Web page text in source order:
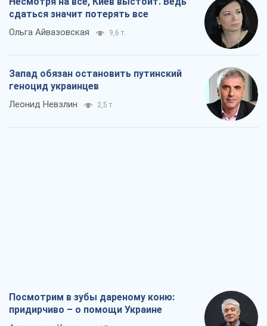
сдаться значит потерять все
Ольга Айвазовская 9,6 т.
Запад обязан остановить путинский
геноцид украинцев
Леонид Невзлин 2,5 т.
Посмотрим в зубы дареному коню:
придирчиво – о помощи Украине